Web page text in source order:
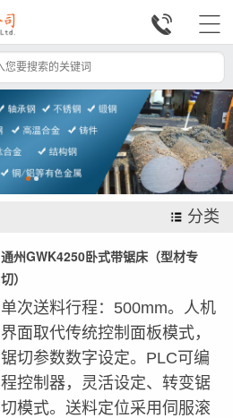


分类
通州GWK4250卧式带锯床（型材专
切）
单次送料行程：500mm。人机
界面取代传统控制面板模式，
锯切参数数字设定。PLC可编
程控制器，灵活设定、转变锯
切模式。送料定位采用伺服滚